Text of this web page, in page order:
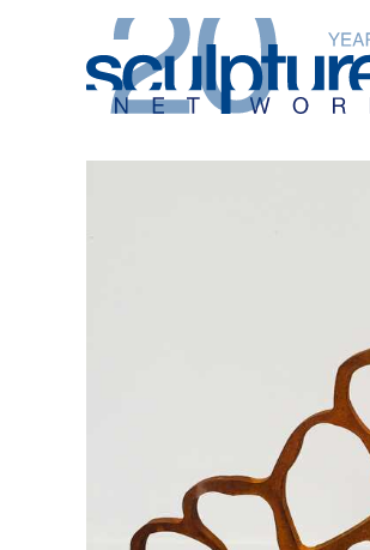
Skip to main content